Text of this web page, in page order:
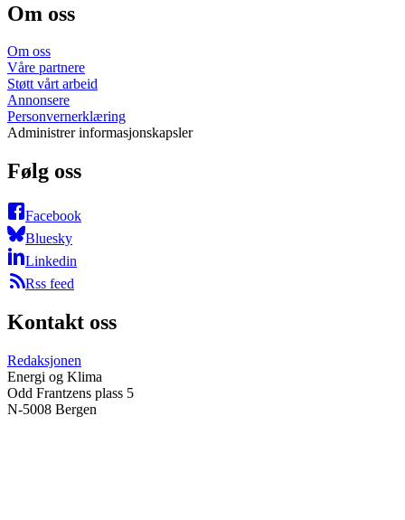
Om oss
Om oss
Våre partnere
Støtt vårt arbeid
Annonsere
Personvernerklæring
Administrer informasjonskapsler
Følg oss
Facebook
Bluesky
Linkedin
Rss feed
Kontakt oss
Redaksjonen
Energi og Klima
Odd Frantzens plass 5
N-5008 Bergen